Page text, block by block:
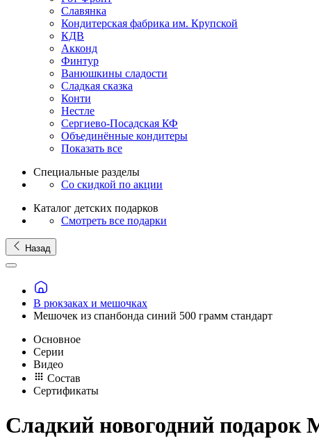
Славянка
Кондитерская фабрика им. Крупской
КДВ
Акконд
Финтур
Ванюшкины сладости
Сладкая сказка
Конти
Нестле
Сергиево-Посадская КФ
Объединённые кондитеры
Показать все
Специальные разделы
Со скидкой по акции
Каталог детских подарков
Смотреть все подарки
Назад
В рюкзаках и мешочках
Мешочек из спанбонда синий 500 грамм стандарт
Основное
Серии
Видео
Состав
Сертификаты
Сладкий новогодний подарок